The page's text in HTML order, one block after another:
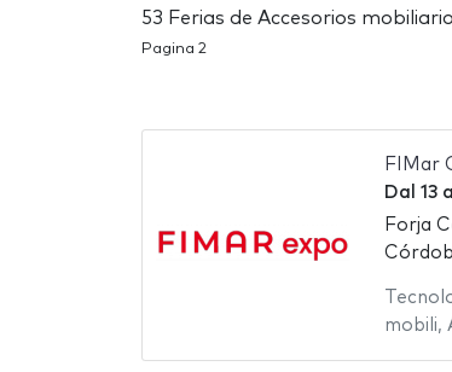
53 Ferias de Accesorios
Pagina 2
FIMar
Dal 13
Forja
mobili,